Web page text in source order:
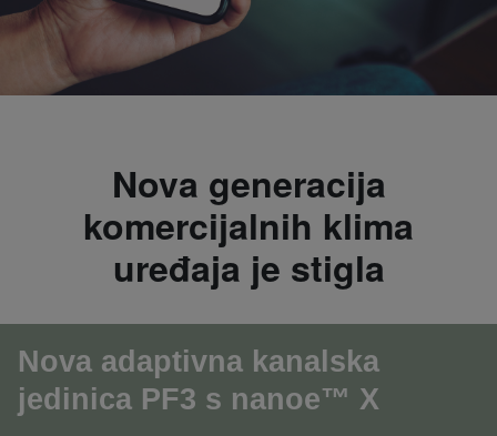
Nova generacija
komercijalnih klima
uređaja je stigla
Nova adaptivna kanalska
jedinica PF3 s nanoe™ X